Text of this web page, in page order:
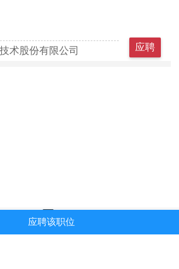
术股份有限公司
应聘
简历中心